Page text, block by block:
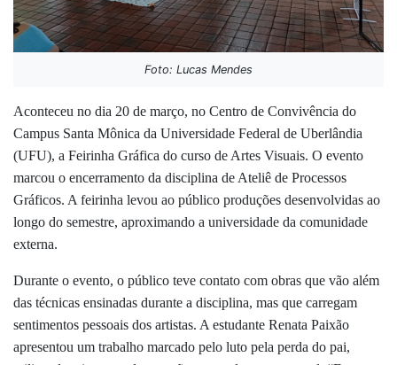
Foto: Lucas Mendes
Aconteceu no dia 20 de março, no Centro de Convivência do
Campus Santa Mônica da Universidade Federal de Uberlândia
(UFU), a Feirinha Gráfica do curso de Artes Visuais. O evento
marcou o encerramento da disciplina de Ateliê de Processos
Gráficos. A feirinha levou ao público produções desenvolvidas ao
longo do semestre, aproximando a universidade da comunidade
externa.
Durante o evento, o público teve contato com obras que vão além
das técnicas ensinadas durante a disciplina, mas que carregam
sentimentos pessoais dos artistas. A estudante Renata Paixão
apresentou um trabalho marcado pelo luto pela perda do pai,